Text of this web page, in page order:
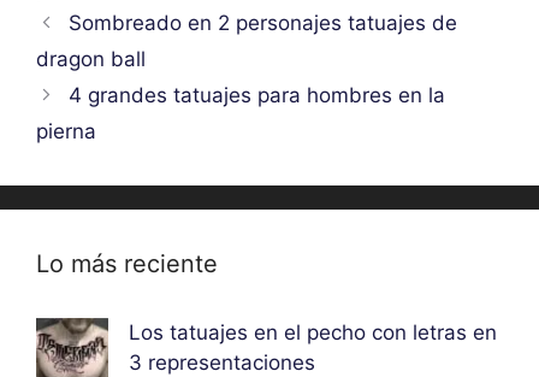
Sombreado en 2 personajes tatuajes de
dragon ball
4 grandes tatuajes para hombres en la
pierna
Lo más reciente
Los tatuajes en el pecho con letras en
3 representaciones